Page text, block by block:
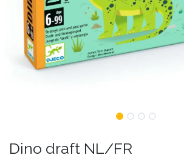
Dino draft NL/FR